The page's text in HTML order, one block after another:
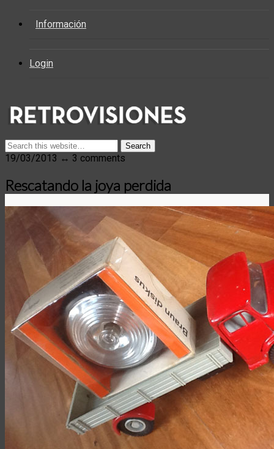
Información
Login
19/03/2013 ↔ 3 comments
Rescatando la joya perdida